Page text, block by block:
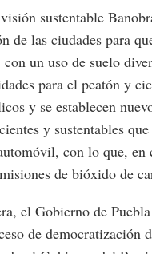
sustentable
de las ciudades para
un uso de suelo
para el peatón y
y se establecen
y sustentables
con lo que, en
de bióxido de
el Gobierno de
de democratización